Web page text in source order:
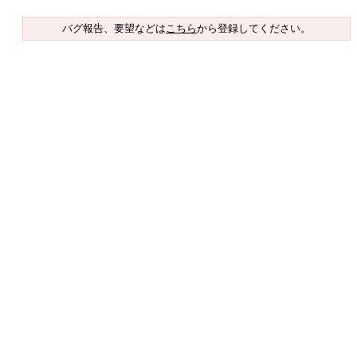
バグ報告、要望などはこちらから登録してください。